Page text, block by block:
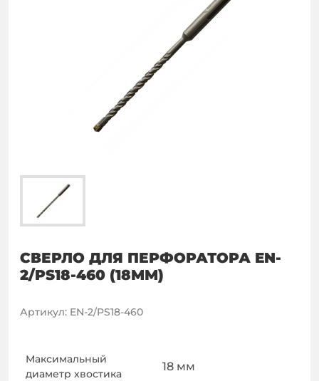
СВЕРЛО ДЛЯ ПЕРФОРАТОРА EN-
2/PS18-460 (18ММ)
Артикул: EN-2/PS18-460
Максимальный
диаметр хвостика
18 мм